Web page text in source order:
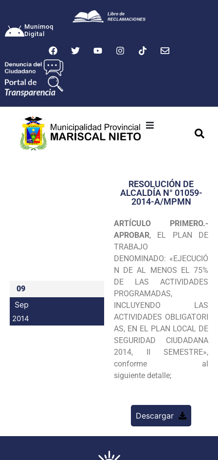
Munimoq
Digital
Transparencia
Programas
Intranet
09
Sep
2014
RESOLUCIÓN DE
ALCALDÍA N° 01059-
2014-A/MPMN
ARTÍCULO PRIMERO.-
APROBAR, EL PLAN DE
TRABAJO
DENOMINADO: «EJECUCIÓ
N DE AL MENOS EL 75%
DE LAS ACTIVIDADES
PROGRAMADAS,
INCLUYENDO LAS
ACTIVIDADES OBLIGATORI
AS, EN EL PLAN LOCAL DE
SEGURIDAD CIUDADANA
2014, II SEMESTRE»,
conforme al
siguiente detalle;
Descargar